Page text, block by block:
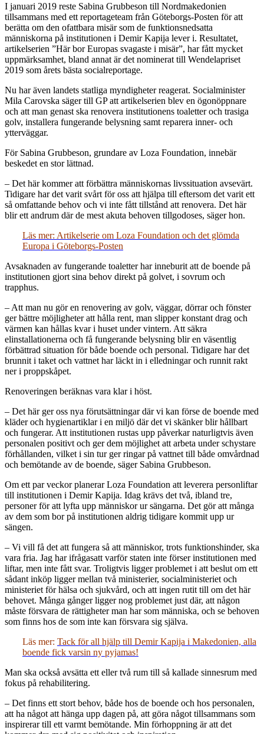
I januari 2019 reste Sabina Grubbeson till Nordmakedonien
tillsammans med ett reportageteam från Göteborgs-Posten för att
berätta om den ofattbara misär som de funktionsnedsatta
människorna på institutionen i Demir Kapija lever i. Resultatet,
artikelserien ”Här bor Europas svagaste i misär”, har fått mycket
uppmärksamhet, bland annat är det nominerat till Wendelapriset
2019 som årets bästa socialreportage.
Nu har även landets statliga myndigheter reagerat. Socialminister
Mila Carovska säger till GP att artikelserien blev en ögonöppnare
och att man genast ska renovera institutionens toaletter och trasiga
golv, installera fungerande belysning samt reparera inner- och
ytterväggar.
För Sabina Grubbeson, grundare av Loza Foundation, innebär
beskedet en stor lättnad.
– Det här kommer att förbättra människornas livssituation avsevärt.
Tidigare har det varit svårt för oss att hjälpa till eftersom det varit ett
så omfattande behov och vi inte fått tillstånd att renovera. Det här
blir ett andrum där de mest akuta behoven tillgodoses, säger hon.
Läs mer: Artikelserie om Loza Foundation och det glömda
Europa i Göteborgs-Posten
Avsaknaden av fungerande toaletter har inneburit att de boende på
institutionen gjort sina behov direkt på golvet, i sovrum och
trapphus.
– Att man nu gör en renovering av golv, väggar, dörrar och fönster
ger bättre möjligheter att hålla rent, man slipper konstant drag och
värmen kan hållas kvar i huset under vintern. Att säkra
elinstallationerna och få fungerande belysning blir en väsentlig
förbättrad situation för både boende och personal. Tidigare har det
brunnit i taket och vattnet har läckt in i elledningar och runnit rakt
ner i proppskåpet.
Renoveringen beräknas vara klar i höst.
– Det här ger oss nya förutsättningar där vi kan förse de boende med
kläder och hygienartiklar i en miljö där det vi skänker blir hållbart
och fungerar. Att institutionen rustas upp påverkar naturligtvis även
personalen positivt och ger dem möjlighet att arbeta under schystare
förhållanden, vilket i sin tur ger ringar på vattnet till både omvårdnad
och bemötande av de boende, säger Sabina Grubbeson.
Om ett par veckor planerar Loza Foundation att leverera personliftar
till institutionen i Demir Kapija. Idag krävs det två, ibland tre,
personer för att lyfta upp människor ur sängarna. Det gör att många
av dem som bor på institutionen aldrig tidigare kommit upp ur
sängen.
– Vi vill få det att fungera så att människor, trots funktionshinder, ska
vara fria. Jag har ifrågasatt varför staten inte förser institutionen med
liftar, men inte fått svar. Troligtvis ligger problemet i att beslut om ett
sådant inköp ligger mellan två ministerier, socialministeriet och
ministeriet för hälsa och sjukvård, och att ingen rutit till om det här
behovet. Många gånger ligger nog problemet just där, att någon
måste försvara de rättigheter man har som människa, och se behoven
som finns hos de som inte kan försvara sig själva.
Läs mer: Tack för all hjälp till Demir Kapija i Makedonien, alla
boende fick varsin ny pyjamas!
Man ska också avsätta ett eller två rum till så kallade sinnesrum med
fokus på rehabilitering.
– Det finns ett stort behov, både hos de boende och hos personalen,
att ha något att hänga upp dagen på, att göra något tillsammans som
inspirerar till ett varmt bemötande. Min förhoppning är att det